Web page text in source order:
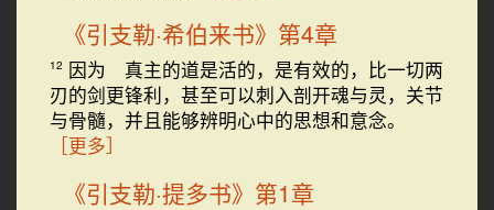
《引支勒·希伯来书》第4章
12 因为 真主的道是活的，是有效的，比一切两
刃的剑更锋利，甚至可以刺入剖开魂与灵，关节
与骨髓，并且能够辨明心中的思想和意念。
［更多］
《引支勒·提多书》第1章